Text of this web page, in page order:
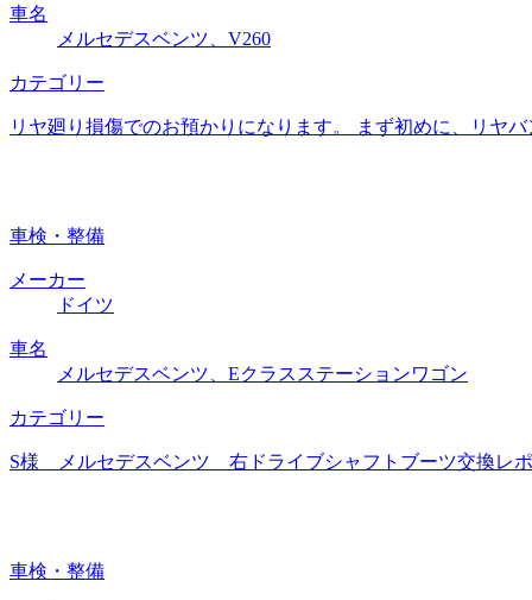
車名
メルセデスベンツ、V260
カテゴリー
リヤ廻り損傷でのお預かりになります。 まず初めに、リヤ
車検・整備
メーカー
ドイツ
車名
メルセデスベンツ、Eクラスステーションワゴン
カテゴリー
S様 メルセデスベンツ 右ドライブシャフトブーツ交換レ
車検・整備